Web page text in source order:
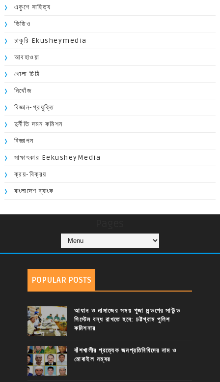
একুশে সাহিত্য
ভিডিও
চাকুরি Ekusheymedia
আবহাওয়া
খোলা চিঠি
নিখোঁজ
বিজ্ঞান-প্রযুক্তি
দুর্নীতি দমন কমিশন
বিজ্ঞাপন
সাক্ষাৎকার EekusheyMedia
ক্রয়-বিক্রয়
বাংলাদেশ ব্যাংক
POPULAR POSTS
আযান ও নামাজের সময় পূজা মন্ডপের সাউন্ড
সিস্টেম বন্ধ রাখতে হবে: চট্টগ্রাম পুলিশ
কমিশনার
বাঁশখালীর প্রত্যেক জনপ্রতিনিধিদের নাম ও
মোবাইল নম্বর